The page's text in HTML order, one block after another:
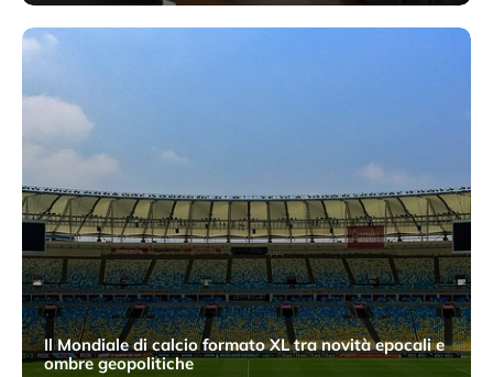
15 Giugno 2026
Il Mondiale di calcio formato XL tra novità epocali e
ombre geopolitiche